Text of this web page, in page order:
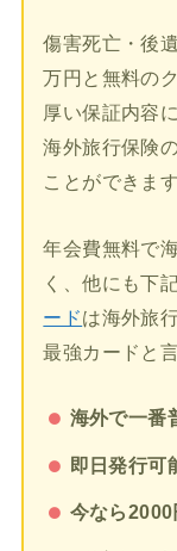
傷害死亡・後
万円と無料の
厚い保証内容
海外旅行保険
ことができます
年会費無料で
く、他にも下
ードは海外旅
最強カードと
海外で一番
即日発行
今なら